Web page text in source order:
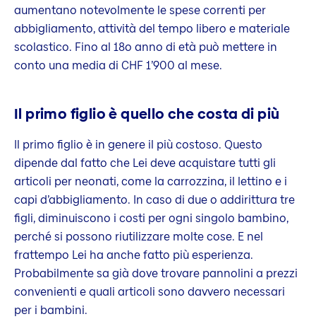
aumentano notevolmente le spese correnti per
abbigliamento, attività del tempo libero e materiale
scolastico. Fino al 18o anno di età può mettere in
conto una media di CHF 1’900 al mese.
Il primo figlio è quello che costa di più
Il primo figlio è in genere il più costoso. Questo
dipende dal fatto che Lei deve acquistare tutti gli
articoli per neonati, come la carrozzina, il lettino e i
capi d’abbigliamento. In caso di due o addirittura tre
figli, diminuiscono i costi per ogni singolo bambino,
perché si possono riutilizzare molte cose. E nel
frattempo Lei ha anche fatto più esperienza.
Probabilmente sa già dove trovare pannolini a prezzi
convenienti e quali articoli sono davvero necessari
per i bambini.